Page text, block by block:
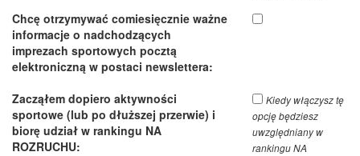
Chcę otrzymywać comiesięcznie ważne
informacje o nadchodzących
imprezach sportowych pocztą
elektroniczną w postaci newslettera:
Zacząłem dopiero aktywności
sportowe (lub po dłuższej przerwie) i
biorę udział w rankingu NA
ROZRUCHU:
Kiedy włączysz tę
opcję będziesz
uwzględniany w
rankingu NA